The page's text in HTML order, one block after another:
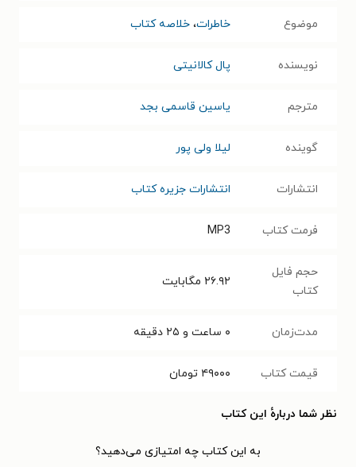
موضوع خاطرات، خلاصه کتاب
نویسنده پال کالانیتی
مترجم یاسین قاسمی بجد
گوینده لیلا ولی پور
انتشارات انتشارات جزیره کتاب
فرمت کتاب MP3
حجم فایل
کتاب
۲۶.۹۲ مگابایت
مدت‌زمان ۰ ساعت و ۲۵ دقیقه
قیمت کتاب ۴۹۰۰۰ تومان
نظر شما دربارهٔ این کتاب
به این کتاب چه امتیازی می‌دهید؟